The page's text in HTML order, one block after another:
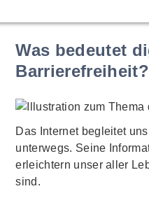
Was bedeutet
Barrierefreiheit?
Das Internet begleitet
unterwegs. Seine
erleichtern unser aller
sind.